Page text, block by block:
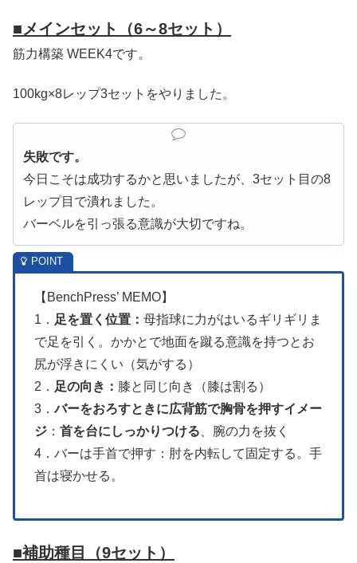
■メインセット（6～8セット）
筋力構築 WEEK4です。
100kg×8レップ3セットをやりました。
失敗です。
今日こそは成功するかと思いましたが、3セット目の8
レップ目で潰れました。
バーベルを引っ張る意識が大切ですね。
【BenchPress’ MEMO】
1． 足を置く位置： 母指球に力がはいるギリギリま
で足を引く。かかとで地面を蹴る意識を持つとお
尻が浮きにくい（気がする）
2． 足の向き： 膝と同じ向き（膝は割る）
3．バーをおろすときに広背筋で胸骨を押すイメー
ジ ： 首を台にしっかりつける 、腕の力を抜く
4．バーは手首で押す：肘を内転して固定する。手
首は寝かせる。
■補助種目 （9セット）